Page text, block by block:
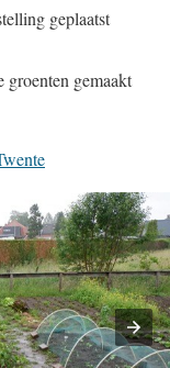
geplaatst
groenten gemaakt